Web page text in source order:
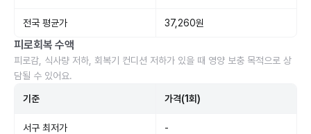
전국 평균가 37,260원
피로회복 수액
피로감, 식사량 저하, 회복기 컨디션 저하가 있을 때 영양 보충 목적으로 상
담될 수 있어요.
기준 가격(1회)
서구 최저가 -